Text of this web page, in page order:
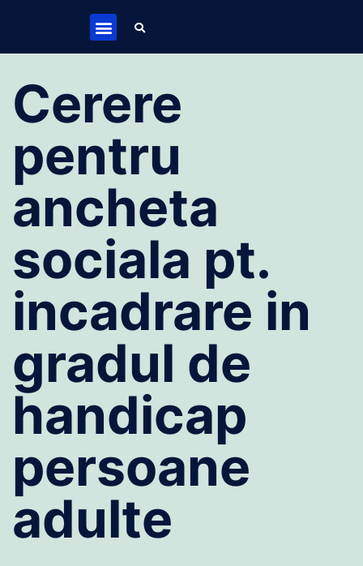
Cerere
pentru
ancheta
sociala pt.
incadrare in
gradul de
handicap
persoane
adulte